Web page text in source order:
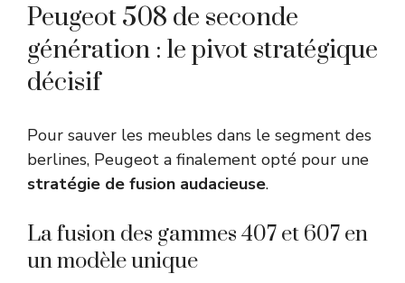
Peugeot 508 de seconde
génération : le pivot stratégique
décisif
Pour sauver les meubles dans le segment des
berlines, Peugeot a finalement opté pour une
stratégie de fusion audacieuse.
La fusion des gammes 407 et 607 en
un modèle unique